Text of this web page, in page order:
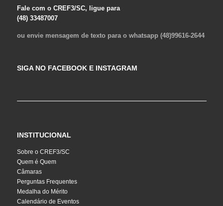
Fale com o CREF3/SC, ligue para
(48) 33487007
ou envie mensagem de texto para o whatsapp (48)99616-2644
SIGA NO FACEBOOK E INSTAGRAM
INSTITUCIONAL
Sobre o CREF3/SC
Quem é Quem
Câmaras
Perguntas Frequentes
Medalha do Mérito
Calendário de Eventos